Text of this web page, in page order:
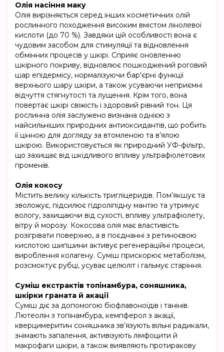
Олія насіння маку
Олія вирізняється серед інших косметичних олій
рослинного походження високим вмістом лінолевої
кислоти (до 70 %). Завдяки цій особливості вона є
чудовим засобом для стимуляції та відновлення
обмінних процесів у шкірі. Сприяє оновленню
шкірного покриву, відновлює пошкоджений роговий
шар епідермісу, нормалізуючи бар'єрні функції
верхнього шару шкіри, а також усуваючи неприємні
відчуття стягнутості та лущення. Крім того, вона
повертає шкірі свіжість і здоровий рівний тон. Ця
рослинна олія заслужено визнана однією з
найсильніших природних антиоксидантів, що робить
її цінною для догляду за втомленою та в’ялою
шкірою. Використовується як природний УФ-фільтр,
що захищає від шкідливого впливу ультрафіолетових
променів.
Олія кокосу
Містить велику кількість тригліцеридів. Пом’якшує та
зволожує, підсилює гідроліпідну мантію та утримує
вологу, захищаючи від сухості, впливу ультрафіолету,
вітру й морозу. Кокосова олія має властивість
розігрівати поверхню, а в поєднанні з ретиноєвою
кислотою шипшини активує регенераційні процеси,
вироблення колагену. Суміш прискорює метаболізм,
розсмоктує рубці, усуває целюліт і гальмує старіння.
Суміш екстрактів топінамбура, соняшника,
шкірки граната й акації
Суміш діє за допомогою біофлавоноїдів і танінів.
Лютеолін з топінамбура, кемпферол з акації,
кверцимеритин соняшника зв’язують вільні радикали,
знімають запалення, активізують лімфоцити й
макрофаги шкіри, а також виявляють протиракову